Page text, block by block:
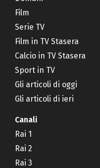
Film
Serie TV
Film in TV Stasera
Calcio in TV Stasera
Sport in TV
Gli articoli di oggi
Gli articoli di ieri
Canali
Rai 1
Rai 2
Rai 3